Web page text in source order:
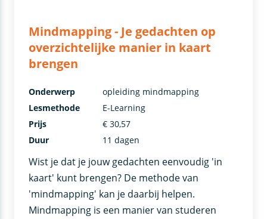
Mindmapping - Je gedachten op
overzichtelijke manier in kaart
brengen
Wist je dat je jouw gedachten eenvoudig 'in
kaart' kunt brengen? De methode van
'mindmapping' kan je daarbij helpen.
Mindmapping is een manier van studeren
Onderwerp
opleiding mindmapping
Lesmethode
E-Learning
Prijs
€ 30,57
Duur
11 dagen